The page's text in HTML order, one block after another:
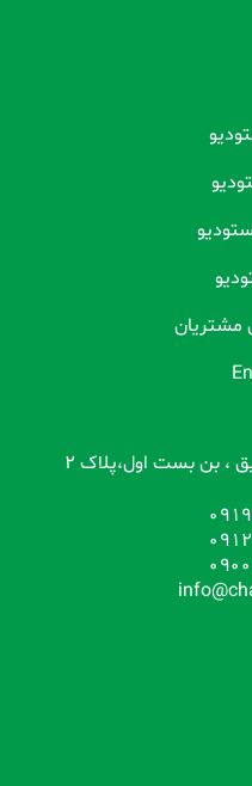
مشتریان
، بن بست اول،پلاک 2